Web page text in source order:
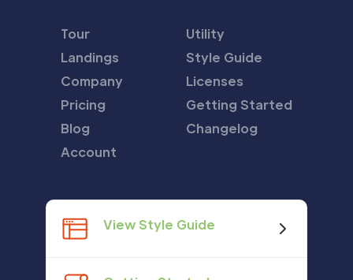
Tour
Landings
Company
Pricing
Blog
Account
Utility
Style Guide
Licenses
Getting Started
Changelog
View Style Guide